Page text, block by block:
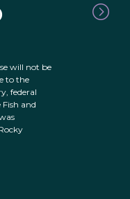
will not be
to the
federal
Fish and